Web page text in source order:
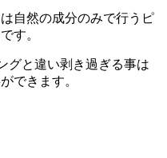
自然の成分のみで行うピ
す。
グと違い剥き過ぎる事は
できます。